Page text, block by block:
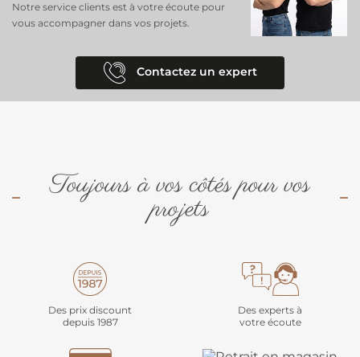
Notre service clients est à votre écoute pour
vous accompagner dans vos projets.
Contactez un expert
Toujours à vos côtés pour vos
projets
Des prix discount
depuis 1987
Des experts à
votre écoute